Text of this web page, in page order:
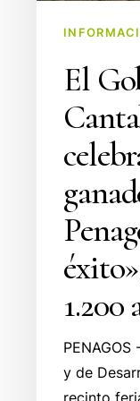
Llano
Penagos,
«todo
éxito»,
1.200
animales
El
1.200
y de
recinto